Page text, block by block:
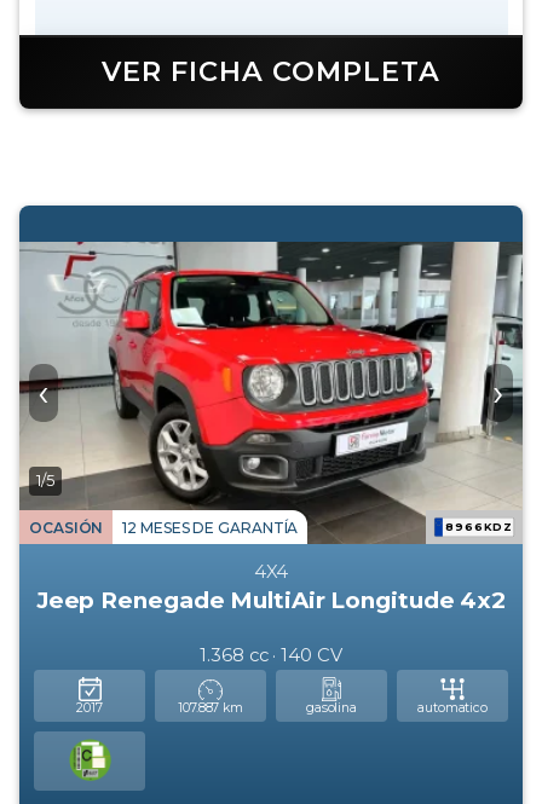
VER FICHA COMPLETA
‹ ›
1/5
OCASIÓN 12 MESES DE GARANTÍA 8966KDZ
4X4
Jeep Renegade MultiAir Longitude 4x2
1.368 cc · 140 CV
2017 107.887 km gasolina automatico